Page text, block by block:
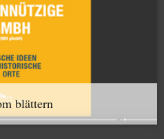
blättern